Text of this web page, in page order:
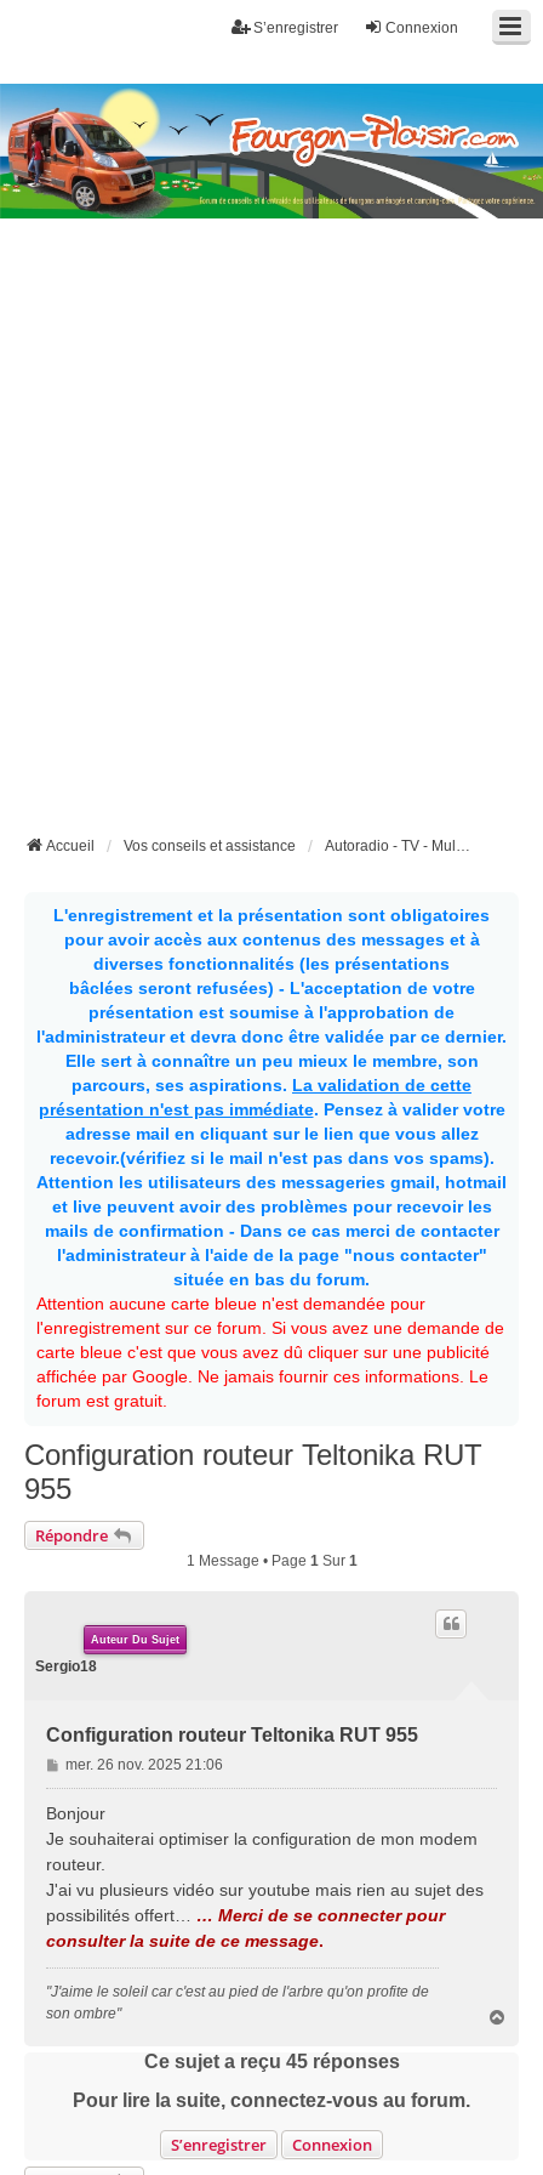
Connexion
S’enregistrer
Fourgon-plaisir.com
Forum de conseils et d'entraide des utilisateurs de fourgons, fourgons
aménagés, vans et de camping-car. Partagez votre expérience.
Accueil Vos conseils et assistance Autoradio - TV - Multimédia - etc..
L'enregistrement et la présentation sont obligatoires
pour avoir accès aux contenus des messages et à
diverses fonctionnalités (les présentations
bâclées seront refusées) - L'acceptation de votre
présentation est soumise à l'approbation de
l'administrateur et devra donc être validée par ce dernier.
Elle sert à connaître un peu mieux le membre, son
parcours, ses aspirations. La validation de cette
présentation n'est pas immédiate. Pensez à valider votre
adresse mail en cliquant sur le lien que vous allez
recevoir.(vérifiez si le mail n'est pas dans vos spams).
Attention les utilisateurs des messageries gmail, hotmail
et live peuvent avoir des problèmes pour recevoir les
mails de confirmation - Dans ce cas merci de contacter
l'administrateur à l'aide de la page "nous contacter"
située en bas du forum.
Attention aucune carte bleue n'est demandée pour
l'enregistrement sur ce forum. Si vous avez une demande de
carte bleue c'est que vous avez dû cliquer sur une publicité
affichée par Google. Ne jamais fournir ces informations. Le
forum est gratuit.
Configuration routeur Teltonika RUT
955
Répondre
1 Message • Page 1Sur 1
Auteur Du Sujet
Sergio18
Configuration routeur Teltonika RUT 955
M
e
a
g
e
mer. 26 nov. 2025 21:06
Bonjour
Je souhaiterai optimiser la configuration de mon modem
routeur.
J'ai vu plusieurs vidéo sur youtube mais rien au sujet des
possibilités offert…
… Merci de se connecter pour
consulter la suite de ce message.
"J'aime le soleil car c'est au pied de l'arbre qu'on profite de
son ombre"
Ce sujet a reçu 45réponses
Pour lire la suite, connectez-vous au forum.
S’enregistrer
Connexion